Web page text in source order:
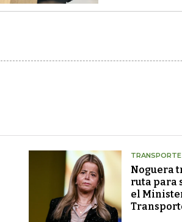
TRANSPORTE
Noguera
ruta para
el